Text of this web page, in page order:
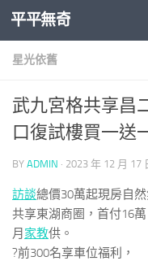
Skip to content
平平無奇
星光依舊
武九宮格共享昌
口復試樓買一送
BY ADMIN · 2023 年 12 月 17
訪談總價30萬起現房自
共享東湖商圈，首付16
月 家教供。
?前300名享車位福利，